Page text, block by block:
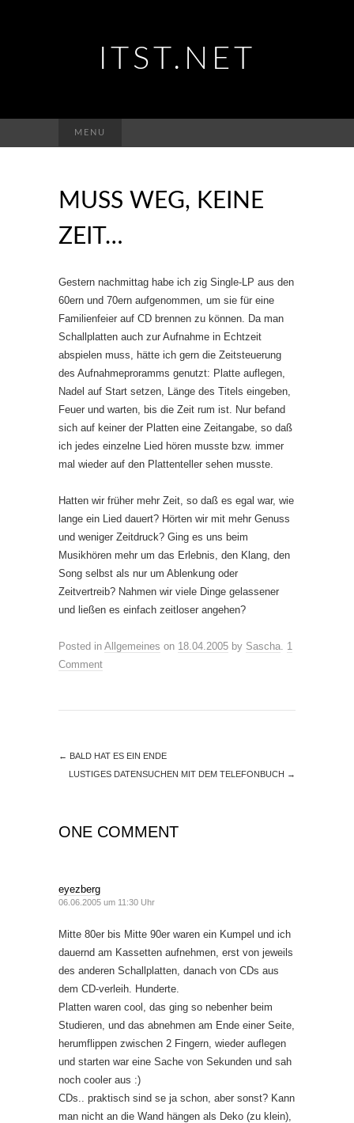
ITST.NET
MENU
nach:
MUSS WEG, KEINE
ZEIT…
Gestern nachmittag habe ich zig Single-LP aus den
60ern und 70ern aufgenommen, um sie für eine
Familienfeier auf CD brennen zu können. Da man
Schallplatten auch zur Aufnahme in Echtzeit
abspielen muss, hätte ich gern die Zeitsteuerung
des Aufnahmeproramms genutzt: Platte auflegen,
Nadel auf Start setzen, Länge des Titels eingeben,
Feuer und warten, bis die Zeit rum ist. Nur befand
sich auf keiner der Platten eine Zeitangabe, so daß
ich jedes einzelne Lied hören musste bzw. immer
mal wieder auf den Plattenteller sehen musste.
Hatten wir früher mehr Zeit, so daß es egal war, wie
lange ein Lied dauert? Hörten wir mit mehr Genuss
und weniger Zeitdruck? Ging es uns beim
Musikhören mehr um das Erlebnis, den Klang, den
Song selbst als nur um Ablenkung oder
Zeitvertreib? Nahmen wir viele Dinge gelassener
und ließen es einfach zeitloser angehen?
Posted in Allgemeines on 18.04.2005 by Sascha. 1
Comment
← BALD HAT ES EIN ENDE
LUSTIGES DATENSUCHEN MIT DEM TELEFONBUCH →
ONE COMMENT
eyezberg
06.06.2005 um 11:30 Uhr
Mitte 80er bis Mitte 90er waren ein Kumpel und ich
dauernd am Kassetten aufnehmen, erst von jeweils
des anderen Schallplatten, danach von CDs aus
dem CD-verleih. Hunderte.
Platten waren cool, das ging so nebenher beim
Studieren, und das abnehmen am Ende einer Seite,
herumflippen zwischen 2 Fingern, wieder auflegen
und starten war eine Sache von Sekunden und sah
noch cooler aus :)
CDs.. praktisch sind se ja schon, aber sonst? Kann
man nicht an die Wand hängen als Deko (zu klein),